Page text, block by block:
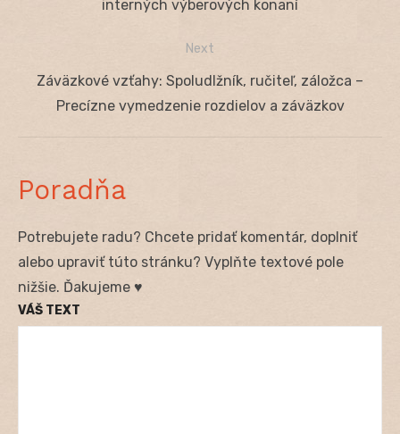
interných výberových konaní
Next
Next
post:
Záväzkové vzťahy: Spoludlžník, ručiteľ, záložca –
Precízne vymedzenie rozdielov a záväzkov
Poradňa
Potrebujete radu? Chcete pridať komentár, doplniť
alebo upraviť túto stránku? Vyplňte textové pole
nižšie. Ďakujeme ♥
VÁŠ TEXT